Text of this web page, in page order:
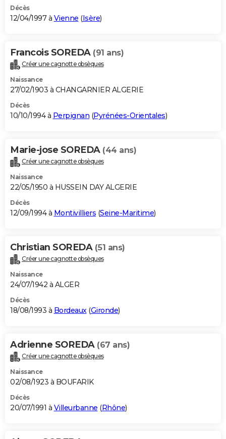
Décès
12/04/1997 à Vienne (Isère)
Francois SOREDA (91 ans)
Créer une cagnotte obsèques
Naissance
27/02/1903 à CHANGARNIER ALGERIE
Décès
10/10/1994 à Perpignan (Pyrénées-Orientales)
Marie-jose SOREDA (44 ans)
Créer une cagnotte obsèques
Naissance
22/05/1950 à HUSSEIN DAY ALGERIE
Décès
12/09/1994 à Montivilliers (Seine-Maritime)
Christian SOREDA (51 ans)
Créer une cagnotte obsèques
Naissance
24/07/1942 à ALGER
Décès
18/08/1993 à Bordeaux(Gironde)
Adrienne SOREDA (67 ans)
Créer une cagnotte obsèques
Naissance
02/08/1923 à BOUFARIK
Décès
20/07/1991 à Villeurbanne (Rhône)